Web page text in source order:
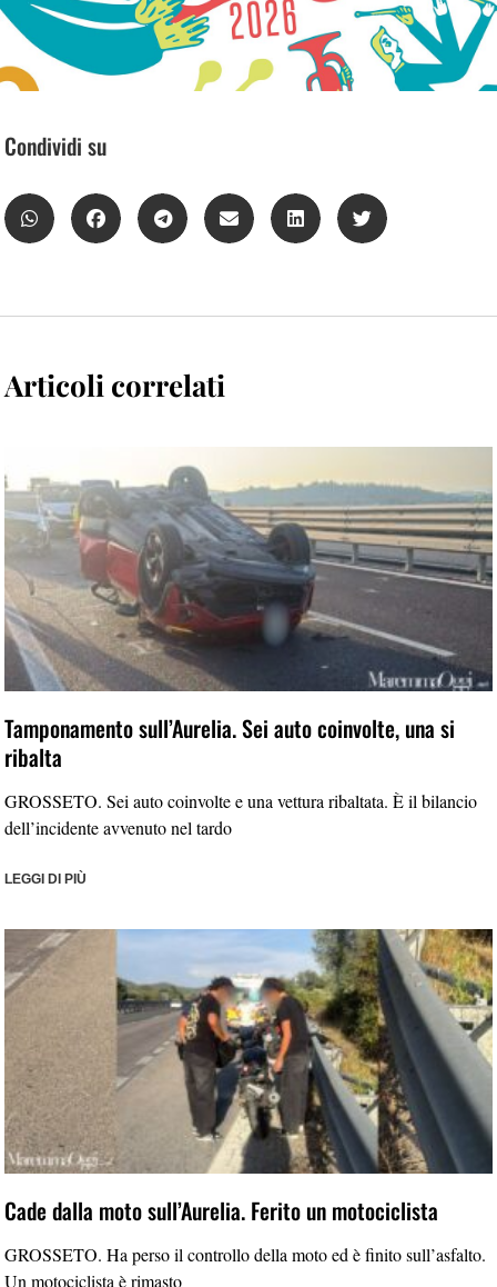
Condividi su
Articoli correlati
Tamponamento sull’Aurelia. Sei auto coinvolte, una si
ribalta
GROSSETO. Sei auto coinvolte e una vettura ribaltata. È il bilancio
dell’incidente avvenuto nel tardo
LEGGI DI PIÙ
Cade dalla moto sull’Aurelia. Ferito un motociclista
GROSSETO. Ha perso il controllo della moto ed è finito sull’asfalto.
Un motociclista è rimasto